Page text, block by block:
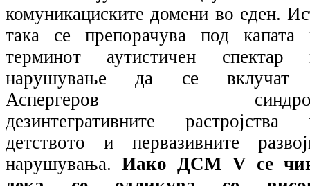
комуникациските домени во еден.
така се препорачува под капата
терминот аутистичен спектар
нарушување да се
Аспергеров
дезинтегративните растројства
детството и первазивните
нарушувања.Иако ДСМ Vсе